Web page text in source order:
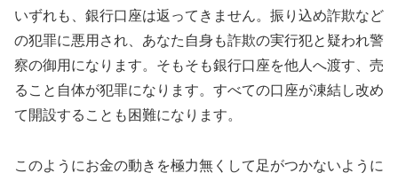
いずれも、銀行口座は返ってきません。振り込め詐欺など
の犯罪に悪用され、あなた自身も詐欺の実行犯と疑われ警
察の御用になります。そもそも銀行口座を他人へ渡す、売
ること自体が犯罪になります。すべての口座が凍結し改め
て開設することも困難になります。
このようにお金の動きを極力無くして足がつかないように